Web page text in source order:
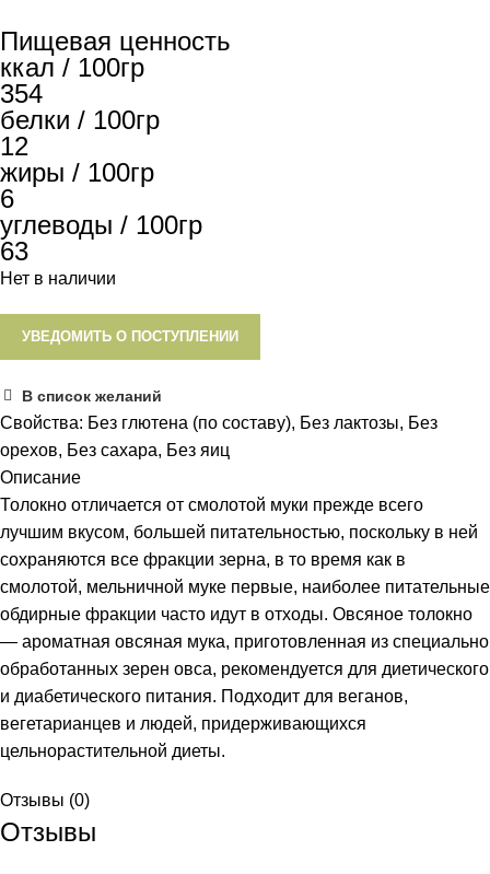
Пищевая ценность
ккал / 100гр
354
белки / 100гр
12
жиры / 100гр
6
углеводы / 100гр
63
Нет в наличии
УВЕДОМИТЬ О ПОСТУПЛЕНИИ
В список желаний
Свойства: Без глютена (по составу), Без лактозы, Без
орехов, Без сахара, Без яиц
Описание
Толокно отличается от смолотой муки прежде всего
лучшим вкусом, большей питательностью, поскольку в ней
сохраняются все фракции зерна, в то время как в
смолотой, мельничной муке первые, наиболее питательные
обдирные фракции часто идут в отходы. Овсяное толокно
— ароматная овсяная мука, приготовленная из специально
обработанных зерен овса, рекомендуется для диетического
и диабетического питания. Подходит для веганов,
вегетарианцев и людей, придерживающихся
цельнорастительной диеты.
Отзывы (0)
Отзывы